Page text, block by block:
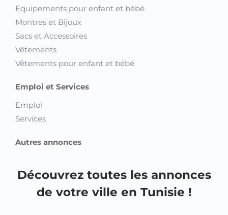
Equipements pour enfant et bébé
Montres et Bijoux
Sacs et Accessoires
Vêtements
Vêtements pour enfant et bébé
Emploi et Services
Emploi
Services
Autres annonces
Découvrez toutes les annonces
de votre ville en Tunisie !